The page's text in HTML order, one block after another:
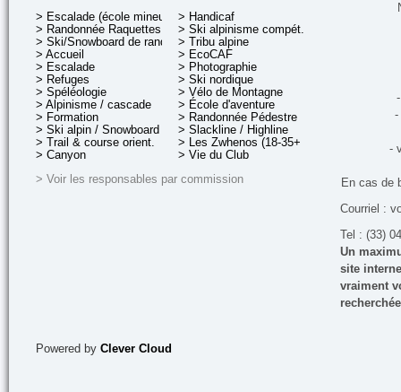
> Escalade (école mineurs)
> Randonnée Raquettes
> Ski/Snowboard de rando.
> Accueil
> Escalade
> Refuges
> Spéléologie
> Alpinisme / cascade
> Formation
> Ski alpin / Snowboard
> Trail & course orient.
> Canyon
> Handicaf
> Ski alpinisme compét.
> Tribu alpine
> EcoCAF
> Photographie
> Ski nordique
> Vélo de Montagne
> École d'aventure
> Randonnée Pédestre
> Slackline / Highline
> Les Zwhenos (18-35+ ans)
> Vie du Club
> Voir les responsables par commission
-
-
En cas de
Courriel :
Tel : (33)
Un
site
vraiment
Powered by Clever Cloud